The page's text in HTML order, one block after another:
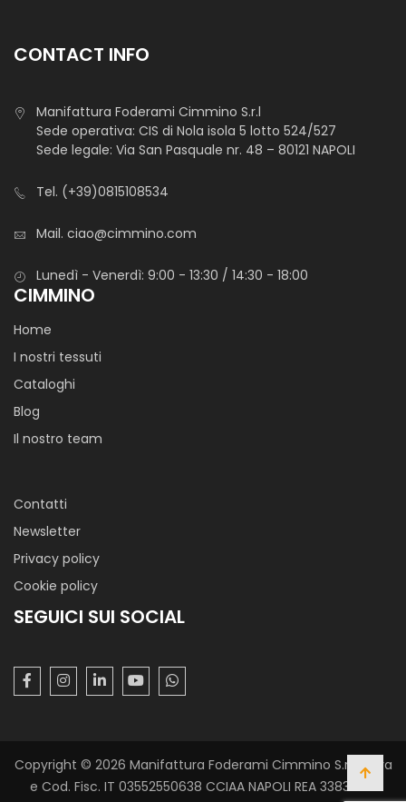
CONTACT INFO
Manifattura Foderami Cimmino S.r.l
Sede operativa: CIS di Nola isola 5 lotto 524/527
Sede legale: Via San Pasquale nr. 48 – 80121 NAPOLI
Tel. (+39)0815108534
Mail. ciao@cimmino.com
Lunedì - Venerdì: 9:00 - 13:30 / 14:30 - 18:00
CIMMINO
Home
I nostri tessuti
Cataloghi
Blog
Il nostro team
Contatti
Newsletter
Privacy policy
Cookie policy
SEGUICI SUI SOCIAL
Copyright © 2026 Manifattura Foderami Cimmino S.r.l. P. Iva
e Cod. Fisc. IT 03552550638 CCIAA NAPOLI REA 338305 -